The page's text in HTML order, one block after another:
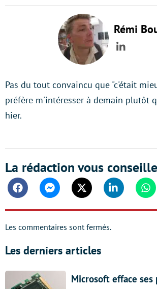
Rémi
LinkedIn
Pas du tout convaincu que "c'était
préfère m'intéresser à demain plutôt
hier.
La rédaction vous
FacebookMessengerTwitter Linkedin
Les commentaires sont fermés.
Les derniers articles
Microsoft efface ses